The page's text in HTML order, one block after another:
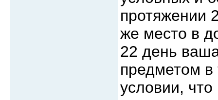
протяжении
же место в
22 день
предметом
условии,